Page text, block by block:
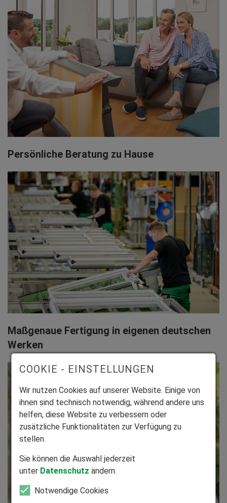
Persönliche Beratung zu Hause
Maßgenaue Fertigung in eigenen deutschen
Werken
COOKIE - EINSTELLUNGEN
Wir nutzen Cookies auf unserer Website. Einige von
ihnen sind technisch notwendig, während andere uns
helfen, diese Website zu verbessern oder
zusätzliche Funktionalitäten zur Verfügung zu
stellen.
Sie können die Auswahl jederzeit
unter Datenschutz ändern.
Notwendige Cookies